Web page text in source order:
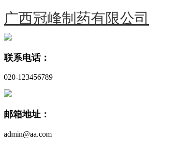
广西冠峰制药有限公司
联系电话：
020-123456789
邮箱地址：
admin@aa.com